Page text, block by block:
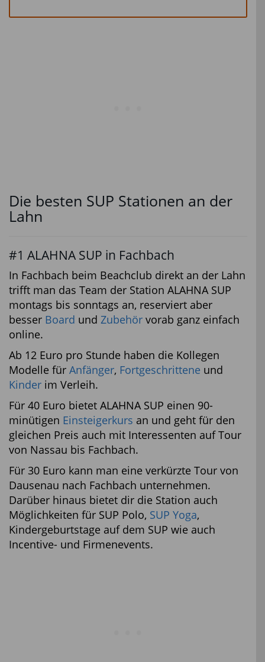
Die besten SUP Stationen an der
Lahn
#1 ALAHNA SUP in Fachbach
In Fachbach beim Beachclub direkt an der Lahn
trifft man das Team der Station ALAHNA SUP
montags bis sonntags an, reserviert aber
besser Board und Zubehör vorab ganz einfach
online.
Ab 12 Euro pro Stunde haben die Kollegen
Modelle für Anfänger, Fortgeschrittene und
Kinder im Verleih.
Für 40 Euro bietet ALAHNA SUP einen 90-
minütigen Einsteigerkurs an und geht für den
gleichen Preis auch mit Interessenten auf Tour
von Nassau bis Fachbach.
Für 30 Euro kann man eine verkürzte Tour von
Dausenau nach Fachbach unternehmen.
Darüber hinaus bietet dir die Station auch
Möglichkeiten für SUP Polo, SUP Yoga,
Kindergeburtstage auf dem SUP wie auch
Incentive- und Firmenevents.